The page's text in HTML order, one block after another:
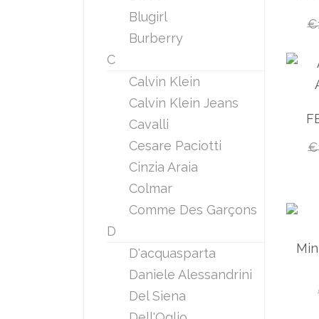
Blugirl
Burberry
C
Calvin Klein
Calvin Klein Jeans
Cavalli
Cesare Paciotti
Cinzia Araia
Colmar
Comme Des Garçons
D
D'acquasparta
Daniele Alessandrini
Del Siena
€
€